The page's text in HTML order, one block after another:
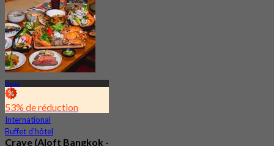
Nana
53% de réduction
International
Buffet d'hôtel
Crave (Aloft Bangkok -